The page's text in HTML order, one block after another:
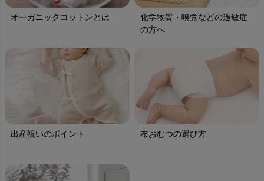
オーガニックコットンとは
化学物質・嗅覚などの過敏症
の方へ
出産祝いのポイント 布おむつの選び方